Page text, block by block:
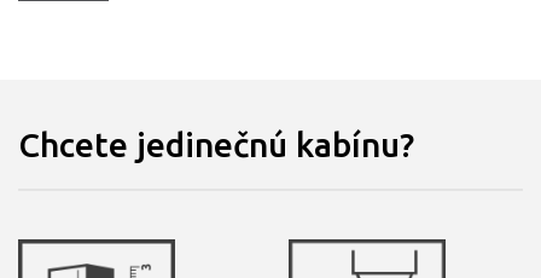
Chcete jedinečnú kabínu?